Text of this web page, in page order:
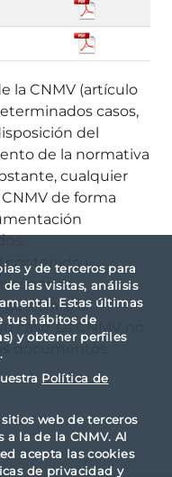
y de terceros para
las visitas, análisis
Estas últimas
tus hábitos de
y obtener perfiles
Política de
web de terceros
la de la CNMV. Al
acepta las cookies
de privacidad y
la CNMV (artículo
casos,
del
de la normativa
cualquier
de forma
.
contenido y
o al
La CNMV no
documentos.